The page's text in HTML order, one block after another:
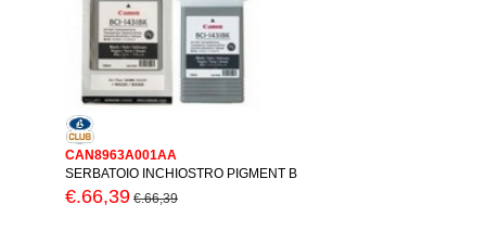
CAN8963A001AA
SERBATOIO INCHIOSTRO PIGMENT B
€.66,39 €.66,39